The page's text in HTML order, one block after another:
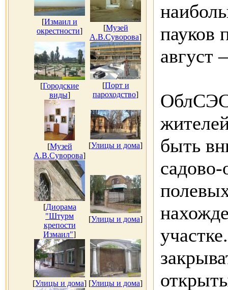
[Измаил и
окрестности] [Музей
А.В.Суворова]
[Городские
виды]
[Порт и
пароходство]
[Музей
А.В.Суворова]
[Улицы и дома]
[Диорама
"Штурм
крепости
Измаил"]
[Улицы и дома]
[Улицы и дома] [Улицы и дома]
пауков
август
ОблСЭС
быть